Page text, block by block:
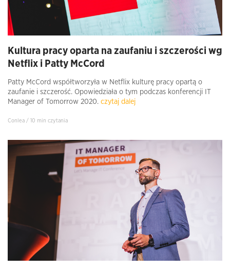
Kultura pracy oparta na zaufaniu i szczerości wg
Netflix i Patty McCord
Patty McCord współtworzyła w Netflix kulturę pracy opartą o
zaufanie i szczerość. Opowiedziała o tym podczas konferencji IT
Manager of Tomorrow 2020. czytaj dalej
Conlea / 10 min czytania